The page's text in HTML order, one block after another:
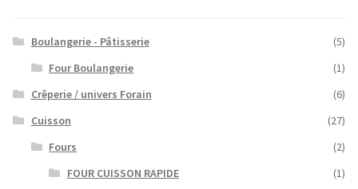
Boulangerie - Pâtisserie
(5)
Four Boulangerie
(1)
Crêperie / univers Forain
(6)
Cuisson
(27)
Fours
(2)
FOUR CUISSON RAPIDE
(1)